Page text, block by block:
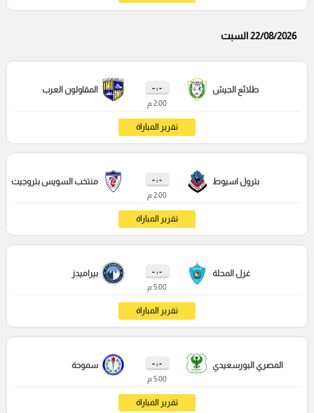
22/08/2026 السبت
طلائع الجيش
- : -
2:00 م
المقاولون العرب
تقرير المباراة
بترول اسيوط
- : -
2:00 م
منتخب السويس بتروجيت
تقرير المباراة
غزل المحلة
- : -
5:00 م
بيراميدز
تقرير المباراة
المصري البورسعيدي
- : -
5:00 م
سموحة
تقرير المباراة